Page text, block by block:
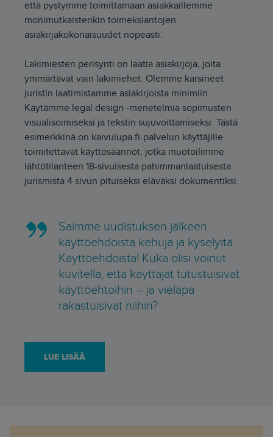
että pystymme toimittamaan asiakkaillemme
monimutkaistenkin toimeksiantojen
asiakirjakokonaisuudet nopeasti.
Lakimiesten perisynti on laatia asiakirjoja, joita
ymmärtävät vain lakimiehet. Olemme karsineet
juristin laatimistamme asiakirjoista minimiin.
Käytämme legal design -menetelmiä sopimusten
visualisoimiseksi ja tekstin sujuvoittamiseksi. Tästä
esimerkkinä on kaivulupa.fi-palvelun käyttäjille
toimitettavat käyttösäännöt, jotka muotoilimme
lähtötilanteen 18-sivuisesta pahimmanlaatuisesta
jurismista 4 sivun pituiseksi eläväksi dokumentiksi.
Saimme uudistuksen jälkeen
käyttöehdoista kehuja ja kyselyitä.
Käyttöehdoista! Kuka olisi voinut
kuvitella, että käyttäjät tutustuisivat
käyttöehtoihin – ja vieläpä
rakastuisivat niihin?
LUE LISÄÄ